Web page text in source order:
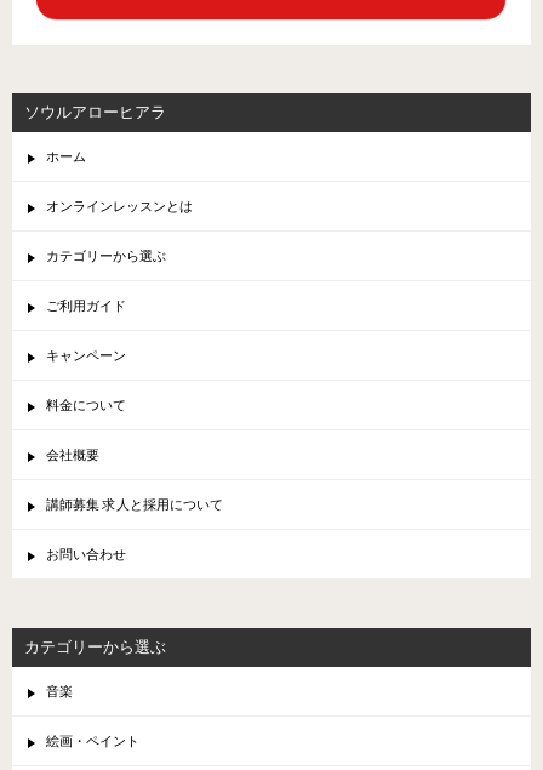
ソウルアローヒアラ
ホーム
オンラインレッスンとは
カテゴリーから選ぶ
ご利用ガイド
キャンペーン
料金について
会社概要
講師募集 求人と採用について
お問い合わせ
カテゴリーから選ぶ
音楽
絵画・ペイント